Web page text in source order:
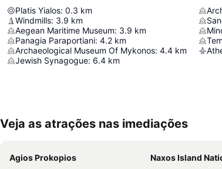
Platis Yialos: 0.3 km
Windmills: 3.9 km
Aegean Maritime Museum: 3.9 km
Panagia Paraportiani: 4.2 km
Archaeological Museum Of Mykonos: 4.4 km
Jewish Synagogue: 6.4 km
Veja as atrações nas imediações
Agios Prokopios Naxos Island